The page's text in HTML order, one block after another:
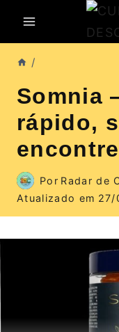
/
Somnia
rápido,
Por Radar de
Atualizado em 27/